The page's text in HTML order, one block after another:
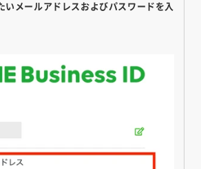
いメールアドレスおよびパスワードを入